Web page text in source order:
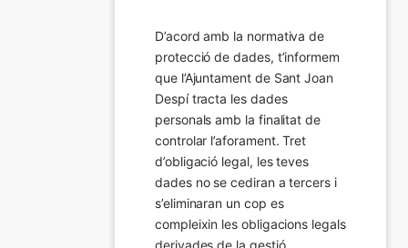
D’acord amb la normativa de
protecció de dades, t’informem
que l’Ajuntament de Sant Joan
Despí tracta les dades
personals amb la finalitat de
controlar l’aforament. Tret
d’obligació legal, les teves
dades no se cediran a tercers i
s’eliminaran un cop es
compleixin les obligacions legals